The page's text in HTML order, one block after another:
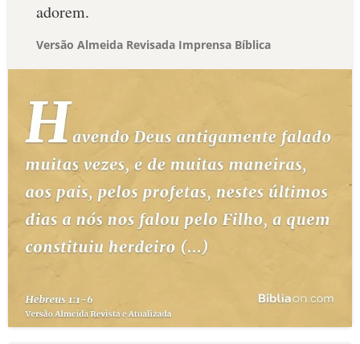
adorem.
Versão Almeida Revisada Imprensa Bíblica